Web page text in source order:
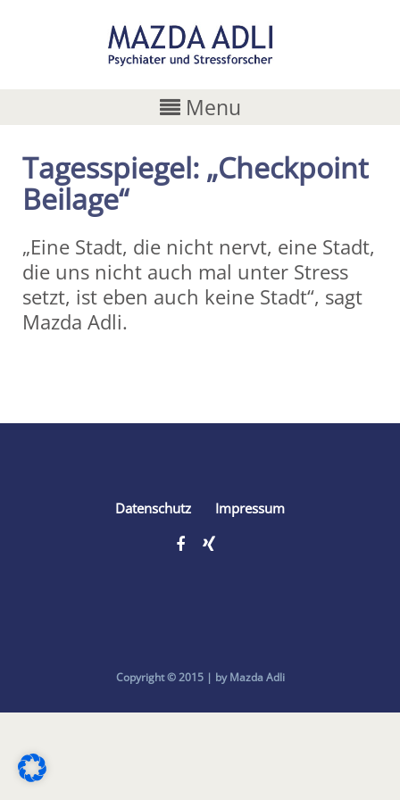
Menu
Tagesspiegel: „Checkpoint
Beilage“
„Eine Stadt, die nicht nervt, eine Stadt,
die uns nicht auch mal unter Stress
setzt, ist eben auch keine Stadt“, sagt
Mazda Adli.
Datenschutz Impressum
Copyright © 2015 | by Mazda Adli